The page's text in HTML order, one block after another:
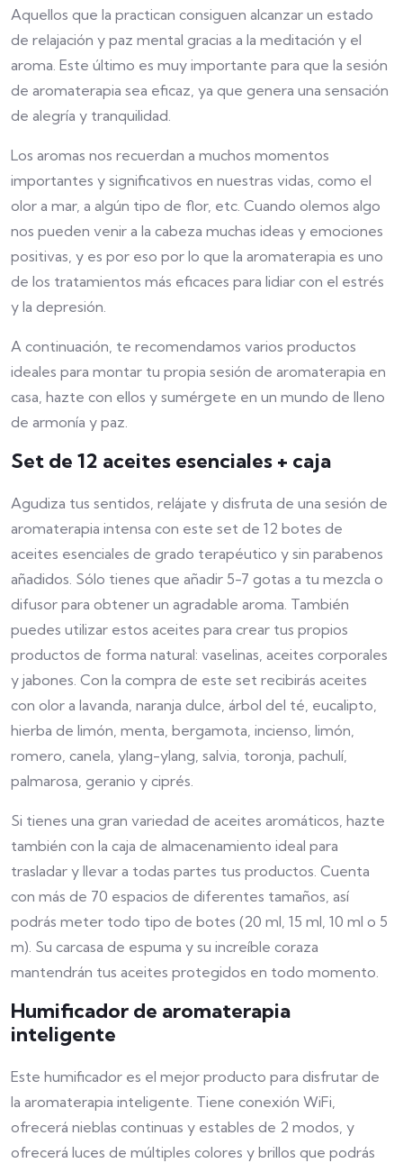
Aquellos que la practican consiguen alcanzar un estado
de relajación y paz mental gracias a la meditación y el
aroma. Este último es muy importante para que la sesión
de aromaterapia sea eficaz, ya que genera una sensación
de alegría y tranquilidad.
Los aromas nos recuerdan a muchos momentos
importantes y significativos en nuestras vidas, como el
olor a mar, a algún tipo de flor, etc. Cuando olemos algo
nos pueden venir a la cabeza muchas ideas y emociones
positivas, y es por eso por lo que la aromaterapia es uno
de los tratamientos más eficaces para lidiar con el estrés
y la depresión.
A continuación, te recomendamos varios productos
ideales para montar tu propia sesión de aromaterapia en
casa, hazte con ellos y sumérgete en un mundo de lleno
de armonía y paz.
Set de 12 aceites esenciales + caja
Agudiza tus sentidos, relájate y disfruta de una sesión de
aromaterapia intensa con este set de 12 botes de
aceites esenciales de grado terapéutico y sin parabenos
añadidos. Sólo tienes que añadir 5-7 gotas a tu mezcla o
difusor para obtener un agradable aroma. También
puedes utilizar estos aceites para crear tus propios
productos de forma natural: vaselinas, aceites corporales
y jabones. Con la compra de este set recibirás aceites
con olor a lavanda, naranja dulce, árbol del té, eucalipto,
hierba de limón, menta, bergamota, incienso, limón,
romero, canela, ylang-ylang, salvia, toronja, pachulí,
palmarosa, geranio y ciprés.
Si tienes una gran variedad de aceites aromáticos, hazte
también con la caja de almacenamiento ideal para
trasladar y llevar a todas partes tus productos. Cuenta
con más de 70 espacios de diferentes tamaños, así
podrás meter todo tipo de botes (20 ml, 15 ml, 10 ml o 5
m). Su carcasa de espuma y su increíble coraza
mantendrán tus aceites protegidos en todo momento.
Humificador de aromaterapia
inteligente
Este humificador es el mejor producto para disfrutar de
la aromaterapia inteligente. Tiene conexión WiFi,
ofrecerá nieblas continuas y estables de 2 modos, y
ofrecerá luces de múltiples colores y brillos que podrás